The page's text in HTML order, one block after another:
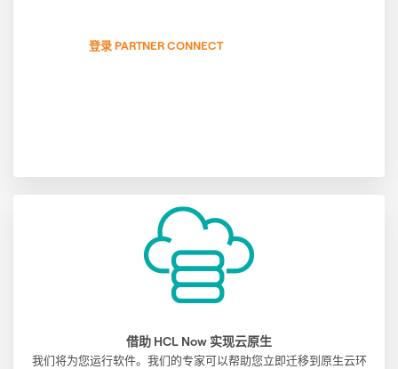
登录 PARTNER CONNECT
借助 HCL Now 实现云原生
我们将为您运行软件。我们的专家可以帮助您立即迁移到原生云环